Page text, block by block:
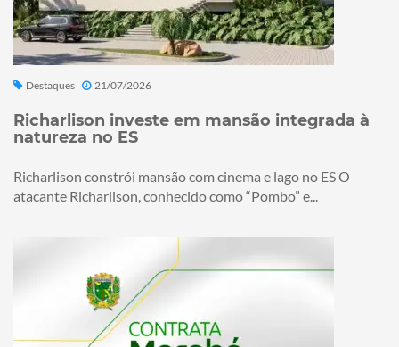
Destaques 21/07/2026
Richarlison investe em mansão integrada à
natureza no ES
Richarlison constrói mansão com cinema e lago no ES O
atacante Richarlison, conhecido como “Pombo” e...